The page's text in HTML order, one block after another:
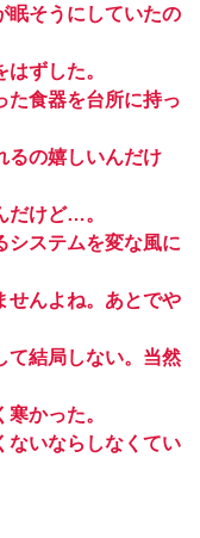
眠そうにしていたの
ずした。
た食器を台所に持っ
るの嬉しいんだけ
だけど…。
システムを変な風に
せんよね。あとでや
て結局しない。当然
かった。
ないならしなくてい